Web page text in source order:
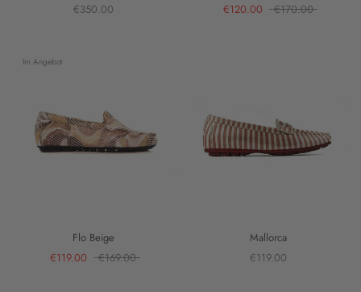
€350.00
€120.00
€170.00
Im Angebot
Flo Beige
€119.00
€169.00
Mallorca
€119.00